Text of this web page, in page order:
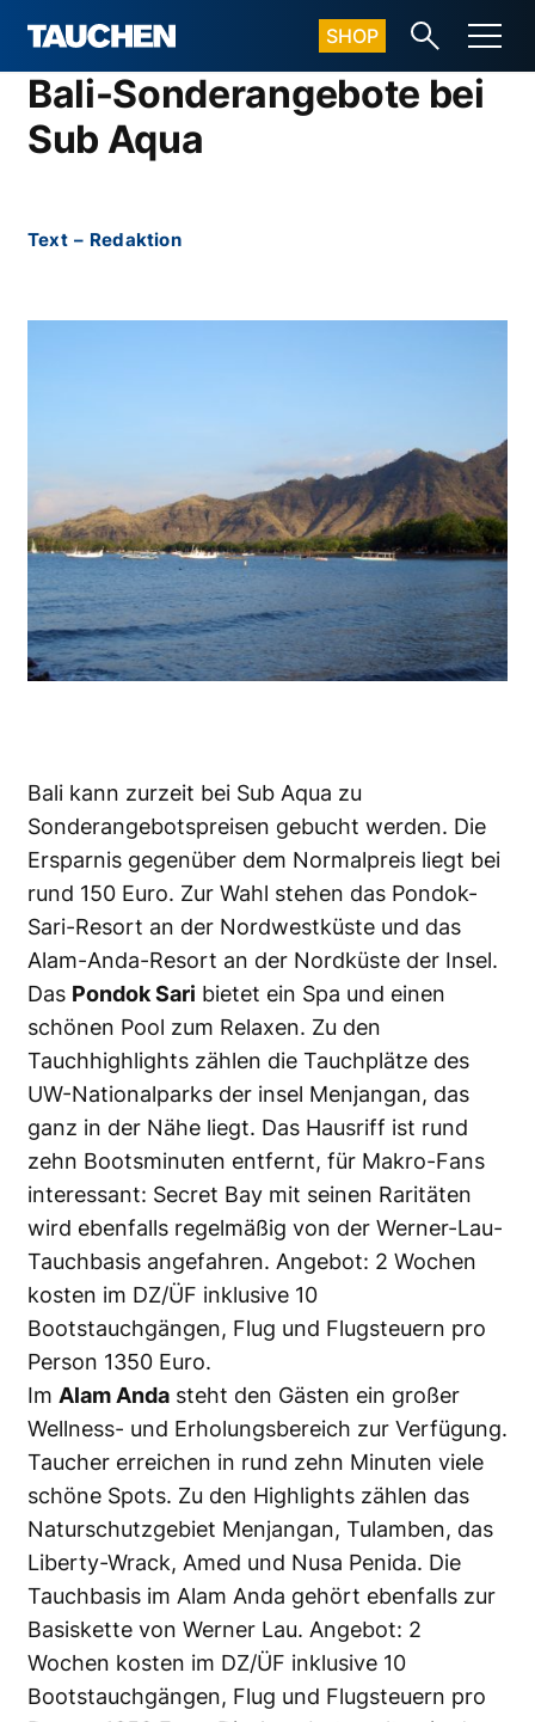
SHOP
Bali-Sonderangebote bei
Sub Aqua
Text – Redaktion
Bali kann zurzeit bei Sub Aqua zu
Sonderangebotspreisen gebucht werden. Die
Ersparnis gegenüber dem Normalpreis liegt bei
rund 150 Euro. Zur Wahl stehen das Pondok-
Sari-Resort an der Nordwestküste und das
Alam-Anda-Resort an der Nordküste der Insel.
Das Pondok Sari bietet ein Spa und einen
schönen Pool zum Relaxen. Zu den
Tauchhighlights zählen die Tauchplätze des
UW-Nationalparks der insel Menjangan, das
ganz in der Nähe liegt. Das Hausriff ist rund
zehn Bootsminuten entfernt, für Makro-Fans
interessant: Secret Bay mit seinen Raritäten
wird ebenfalls regelmäßig von der Werner-Lau-
Tauchbasis angefahren. Angebot: 2 Wochen
kosten im DZ/ÜF inklusive 10
Bootstauchgängen, Flug und Flugsteuern pro
Person 1350 Euro.
Im Alam Anda steht den Gästen ein großer
Wellness- und Erholungsbereich zur Verfügung.
Taucher erreichen in rund zehn Minuten viele
schöne Spots. Zu den Highlights zählen das
Naturschutzgebiet Menjangan, Tulamben, das
Liberty-Wrack, Amed und Nusa Penida. Die
Tauchbasis im Alam Anda gehört ebenfalls zur
Basiskette von Werner Lau. Angebot: 2
Wochen kosten im DZ/ÜF inklusive 10
Bootstauchgängen, Flug und Flugsteuern pro